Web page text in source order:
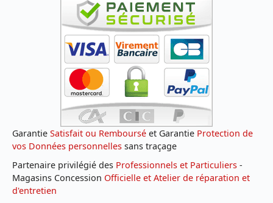
Garantie Satisfait ou Remboursé et Garantie Protection de
vos Données personnelles sans traçage
Partenaire privilégié des Professionnels et Particuliers -
Magasins Concession Officielle et Atelier de réparation et
d'entretien